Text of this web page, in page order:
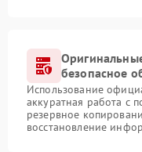
безопасное
Использование
аккуратная работа с
резервное
восстановление